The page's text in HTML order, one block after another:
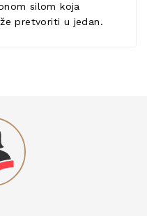
silom koja
pretvoriti u jedan.